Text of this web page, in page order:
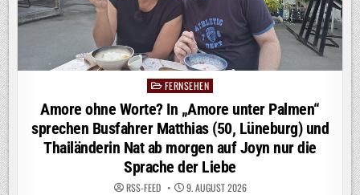
WETTERAUKREIS
Posted
in
FERNSEHEN
Amore ohne Worte? In „Amore unter Palmen“
sprechen Busfahrer Matthias (50, Lüneburg) und
Thailänderin Nat ab morgen auf Joyn nur die
Sprache der Liebe
RSS-FEED 9. AUGUST 2026